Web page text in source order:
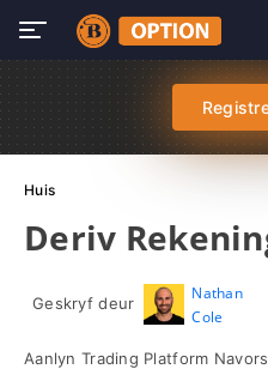
Huis
Deriv
Geskryf deur
Nathan
Cole
Aanlyn Trading Platform